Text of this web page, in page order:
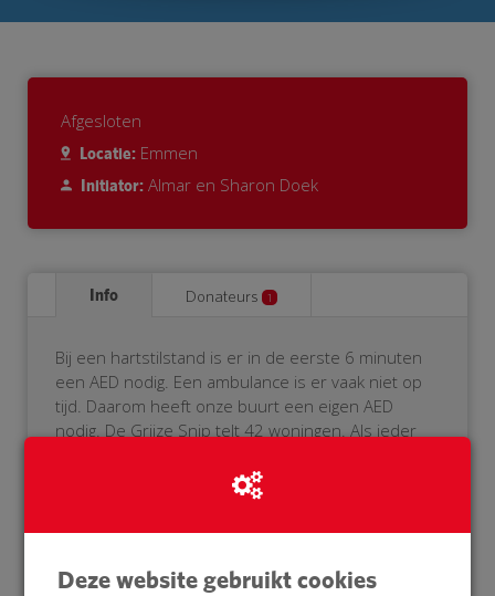
Afgesloten
Locatie: Emmen
Initiator: Almar en Sharon Doek
Info Donateurs 1
Bij een hartstilstand is er in de eerste 6 minuten
een AED nodig. Een ambulance is er vaak niet op
tijd. Daarom heeft onze buurt een eigen AED
nodig. De Grijze Snip telt 42 woningen. Als ieder
wij een eigen AED bij elkaar gespaard. Help je mee?
Doneer voor onze BuurtAED!
Deze website gebruikt cookies